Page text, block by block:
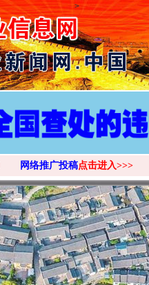
>
网络推广投稿点击进入>>>